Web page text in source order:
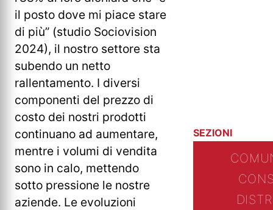
il posto dove mi piace stare
di più” (studio Sociovision
2024), il nostro settore sta
subendo un netto
rallentamento. I diversi
componenti del prezzo di
costo dei nostri prodotti
continuano ad aumentare,
mentre i volumi di vendita
sono in calo, mettendo
sotto pressione le nostre
aziende. Le evoluzioni
SEZIONI